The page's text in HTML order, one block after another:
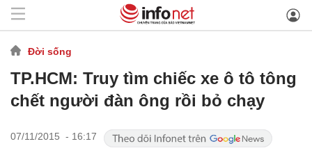
Đời sống
TP.HCM: Truy tìm chiếc xe ô tô tông
chết người đàn ông rồi bỏ chạy
07/11/2015 - 16:17